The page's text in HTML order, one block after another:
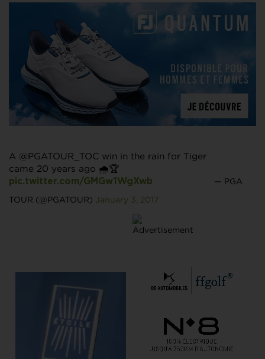
A @PGATOUR_TOC win in the rain for Tiger
came 20 years ago 🌧🏆
pic.twitter.com/GMGw1WgXwb — PGA
TOUR (@PGATOUR) January 3, 2017